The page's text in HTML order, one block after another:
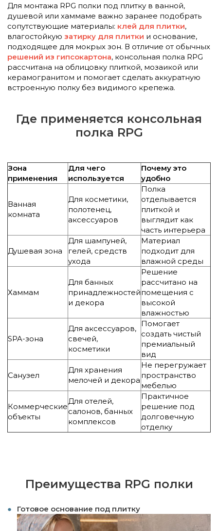
Для монтажа RPG полки под плитку в ванной,
душевой или хаммаме важно заранее подобрать
сопутствующие материалы: клей для плитки,
влагостойкую затирку для плитки и основание,
подходящее для мокрых зон. В отличие от обычных
решений из гипсокартона, консольная полка RPG
рассчитана на облицовку плиткой, мозаикой или
керамогранитом и помогает сделать аккуратную
встроенную полку без видимого крепежа.
Где применяется консольная
полка RPG
Зона
применения
Для чего
используется
Почему это
удобно
Ванная
комната
Для косметики,
полотенец,
аксессуаров
Полка
отделывается
плиткой и
выглядит как
часть интерьера
Душевая зона
Для шампуней,
гелей, средств
ухода
Материал
подходит для
влажной среды
Хаммам
Для банных
принадлежностей
и декора
Решение
рассчитано на
помещения с
высокой
влажностью
SPA-зона
Для аксессуаров,
свечей,
косметики
Помогает
создать чистый
премиальный
вид
Санузел
Для хранения
мелочей и декора
Не перегружает
пространство
мебелью
Коммерческие
объекты
Для отелей,
салонов, банных
комплексов
Практичное
решение под
долговечную
отделку
Преимущества RPG полки
Готовое основание под плитку